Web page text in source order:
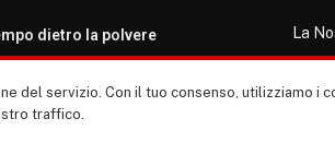
dietro la polvere
La
del servizio. Con il tuo consenso, utilizziamo i
traffico.